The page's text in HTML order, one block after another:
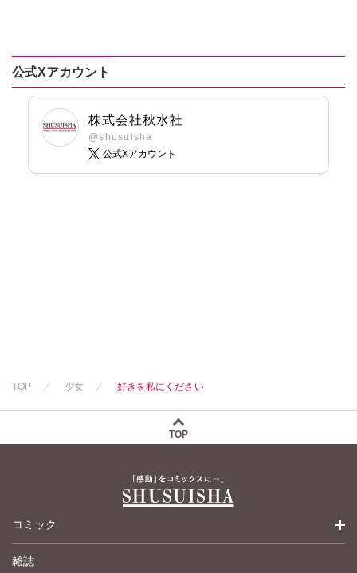
公式Xアカウント
株式会社秋水社
@shusuisha
公式Xアカウント
TOP 少女 好きを私にください
TOP
コミック
少女コミック
雑誌